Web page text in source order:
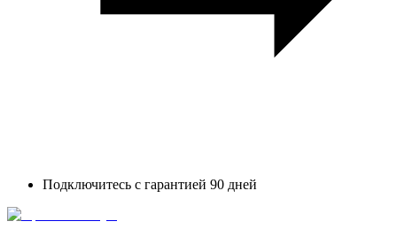
Подключитесь с гарантией 90 дней